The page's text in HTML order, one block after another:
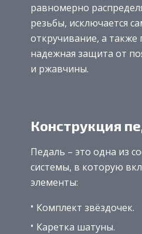
равномерно
резьбы, исключается
откручивание, а также
надежная защита от
и ржавчины.
Конструкция
Педаль – это одна из
системы, в которую
элементы:
Комплект звёздочек.
Каретка шатуны.